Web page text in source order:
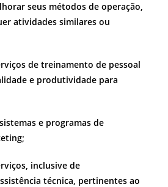
seus métodos de operação,
atividades similares ou
de treinamento de pessoal
e produtividade para
e programas de
inclusive de
técnica, pertinentes ao